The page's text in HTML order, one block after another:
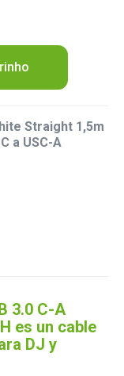
Straight 1,5m
a USC-A
3.0 C-A
es un cable
DJ y